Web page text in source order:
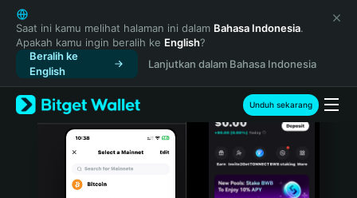
English
日本語
Tiếng Việt
Русский
Español (Latinoamérica)
Türkçe
Italiano
Saat ini kamu melihat halaman ini dalam Bahasa Indonesia.
Apakah kamu ingin beralih ke English?
Beralih ke
English
Lanjutkan dalam Bahasa Indonesia
Unduh sekarang